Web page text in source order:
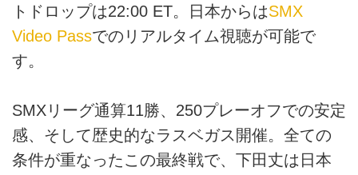
トドロップは22:00 ET。日本からはSMX
Video Passでのリアルタイム視聴が可能で
す。
SMXリーグ通算11勝、250プレーオフでの安定
感、そして歴史的なラスベガス開催。全ての
条件が重なったこの最終戦で、下田丈は日本